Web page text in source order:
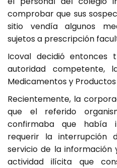
comprobar que sus
sitio vendía algunos
sujetos a prescripción
Icoval decidió
autoridad competente,
Medicamentos y Productos
Recientemente, la
que el referido
confirmaba que había
requerir la interrupción
servicio de la
actividad ilícita que